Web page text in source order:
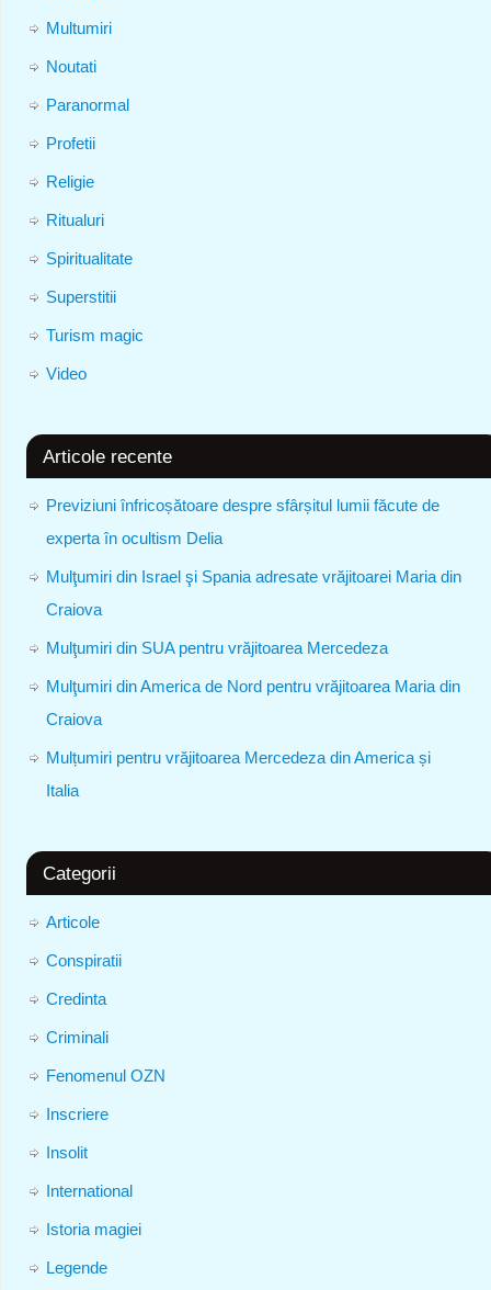
Multumiri
Noutati
Paranormal
Profetii
Religie
Ritualuri
Spiritualitate
Superstitii
Turism magic
Video
Articole recente
Previziuni înfricoșătoare despre sfârșitul lumii făcute de
experta în ocultism Delia
Mulţumiri din Israel şi Spania adresate vrăjitoarei Maria din
Craiova
Mulţumiri din SUA pentru vrăjitoarea Mercedeza
Mulţumiri din America de Nord pentru vrăjitoarea Maria din
Craiova
Mulțumiri pentru vrăjitoarea Mercedeza din America și
Italia
Categorii
Articole
Conspiratii
Credinta
Criminali
Fenomenul OZN
Inscriere
Insolit
International
Istoria magiei
Legende